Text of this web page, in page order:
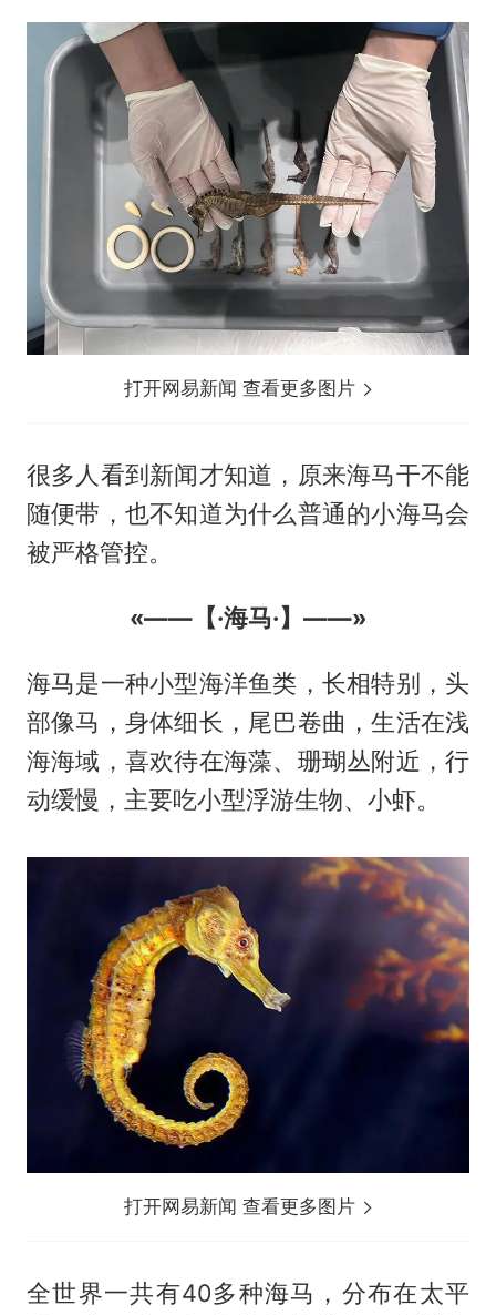
打开网易新闻 查看更多图片
很多人看到新闻才知道，原来海马干不能
随便带，也不知道为什么普通的小海马会
被严格管控。
«——【·海马·】——»
海马是一种小型海洋鱼类，长相特别，头
部像马，身体细长，尾巴卷曲，生活在浅
海海域，喜欢待在海藻、珊瑚丛附近，行
动缓慢，主要吃小型浮游生物、小虾。
打开网易新闻 查看更多图片
全世界一共有40多种海马，分布在太平